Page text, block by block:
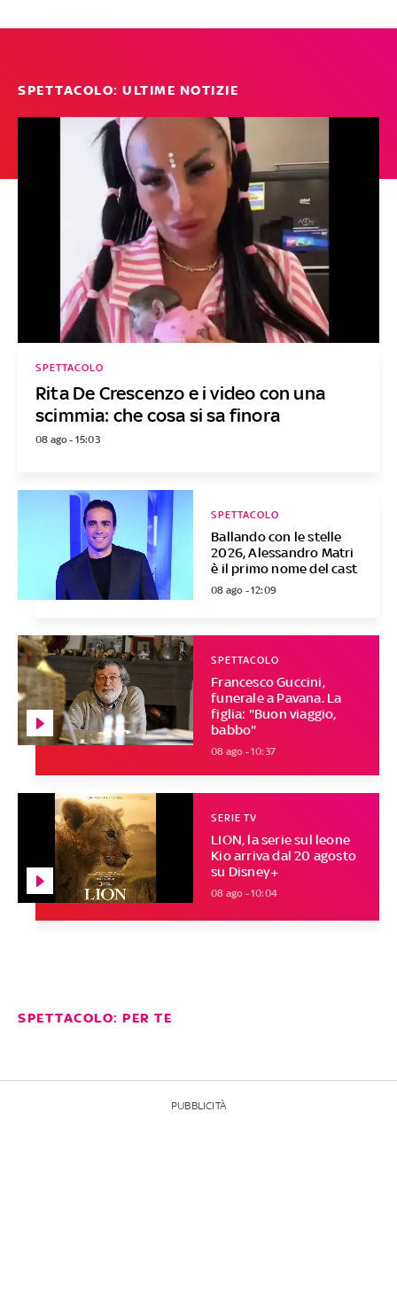
SPETTACOLO: ULTIME NOTIZIE
Rita De Crescenzo e i video con una
scimmia: che cosa si sa finora
SPETTACOLO
08 ago - 15:03
Ballando con le stelle
2026, Alessandro Matri
è il primo nome del cast
SPETTACOLO
08 ago - 12:09
Francesco Guccini,
funerale a Pavana. La
figlia: "Buon viaggio,
babbo"
SPETTACOLO
08 ago - 10:37
LION, la serie sul leone
Kio arriva dal 20 agosto
su Disney+
SERIE TV
08 ago - 10:04
SPETTACOLO: PER TE
PUBBLICITÀ